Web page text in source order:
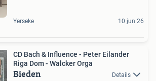
Yerseke 10 jun 26
CD Bach & Influence - Peter Eilander
Riga Dom - Walcker Orga
Bieden Details